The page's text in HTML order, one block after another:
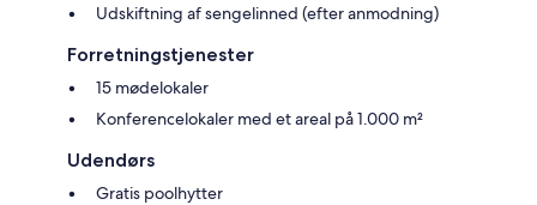
Udskiftning af sengelinned (efter anmodning)
Forretningstjenester
15 mødelokaler
Konferencelokaler med et areal på 1.000 m²
Udendørs
Gratis poolhytter